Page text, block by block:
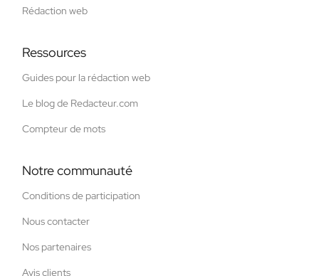
Rédaction web
Ressources
Guides pour la rédaction web
Le blog de Redacteur.com
Compteur de mots
Notre communauté
Conditions de participation
Nous contacter
Nos partenaires
Avis clients